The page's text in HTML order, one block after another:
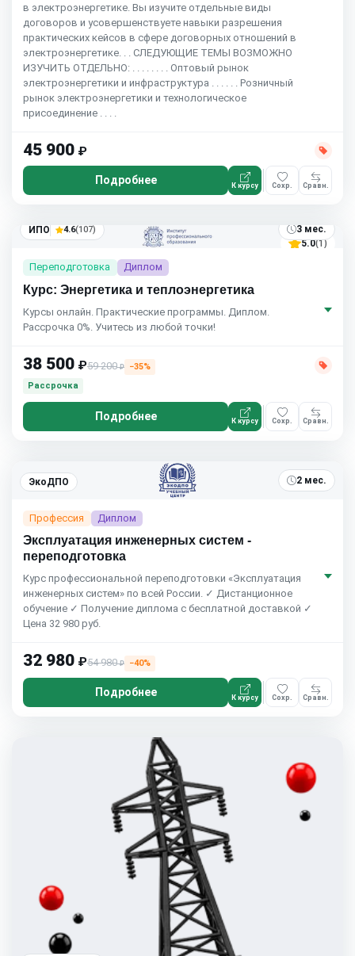
в электроэнергетике. Вы изучите отдельные виды
договоров и усовершенствуете навыки разрешения
практических кейсов в сфере договорных отношений в
электроэнергетике. . . СЛЕДУЮЩИЕ ТЕМЫ ВОЗМОЖНО
ИЗУЧИТЬ ОТДЕЛЬНО: . . . . . . . . Оптовый рынок
электроэнергетики и инфраструктура . . . . . . Розничный
рынок электроэнергетики и технологическое
присоединение . . . .
45 900 ₽
Подробнее К курсу Сохр. Сравн.
5.0(1)
ИПО 4.6(107) 3 мес.
Переподготовка Диплом
Курс: Энергетика и теплоэнергетика
Курсы онлайн. Практические программы. Диплом.
Рассрочка 0%. Учитесь из любой точки!
38 500 ₽59 200₽
−35%
Рассрочка
Подробнее К курсу Сохр. Сравн.
ЭкоДПО 2 мес.
Профессия Диплом
Эксплуатация инженерных систем -
переподготовка
Курс профессиональной переподготовки «Эксплуатация
инженерных систем» по всей России. ✓ Дистанционное
обучение ✓ Получение диплома с бесплатной доставкой ✓
Цена 32 980 руб.
32 980 ₽54 980₽ −40%
Подробнее К курсу Сохр. Сравн.